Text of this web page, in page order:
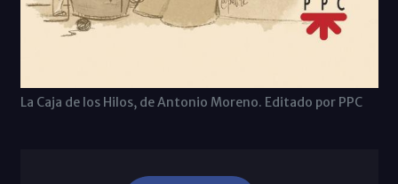
La Caja de los Hilos, de Antonio Moreno. Editado por PPC